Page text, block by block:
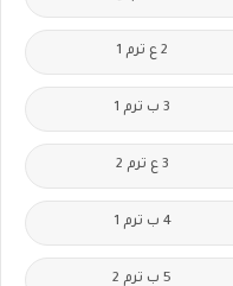
2 ع ترم 1
3 ب ترم 1
3 ع ترم 2
4 ب ترم 1
5 ب ترم 2